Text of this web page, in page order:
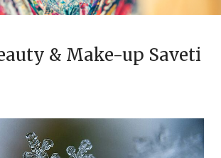
& Make-up Saveti